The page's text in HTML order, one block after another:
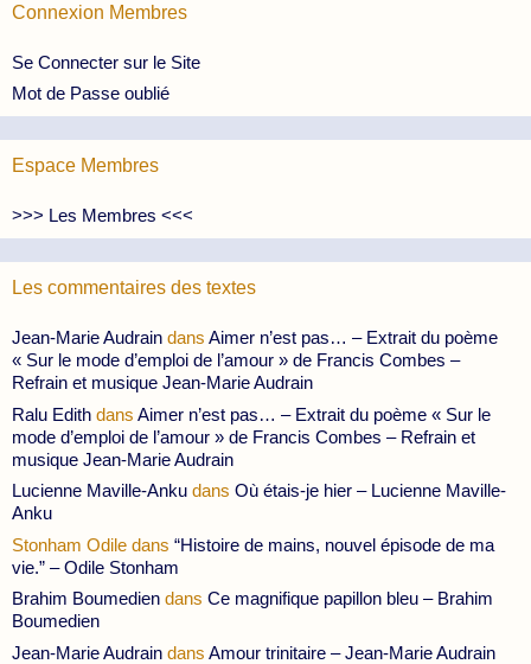
Connexion Membres
Se Connecter sur le Site
Mot de Passe oublié
Espace Membres
>>> Les Membres <<<
Les commentaires des textes
Jean-Marie Audrain dans Aimer n’est pas… – Extrait du poème
« Sur le mode d’emploi de l’amour » de Francis Combes –
Refrain et musique Jean-Marie Audrain
Ralu Edith dans Aimer n’est pas… – Extrait du poème « Sur le
mode d’emploi de l’amour » de Francis Combes – Refrain et
musique Jean-Marie Audrain
Lucienne Maville-Anku dans Où étais-je hier – Lucienne Maville-
Anku
Stonham Odile dans “Histoire de mains, nouvel épisode de ma
vie.” – Odile Stonham
Brahim Boumedien dans Ce magnifique papillon bleu – Brahim
Boumedien
Jean-Marie Audrain dans Amour trinitaire – Jean-Marie Audrain